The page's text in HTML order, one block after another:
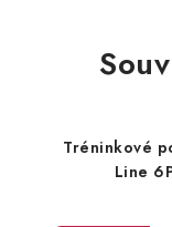
Tréninkové
Line